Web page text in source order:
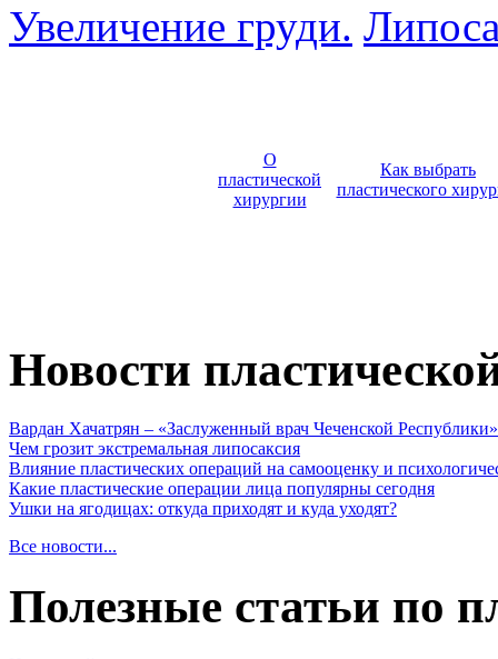
Увеличение груди.
О
пластической
хирургии
Как выбрать
пластического
Новости
Вардан Хачатрян – «Заслуженный врач Чеченской Республики»
Чем грозит экстремальная липосаксия
Влияние пластических операций на самооценку и
Какие пластические операции лица популярны сегодня
Ушки на ягодицах: откуда приходят и куда уходят?
Все новости...
Полезные статьи по